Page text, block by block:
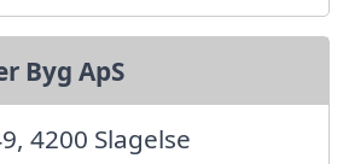
Byg ApS
4200 Slagelse